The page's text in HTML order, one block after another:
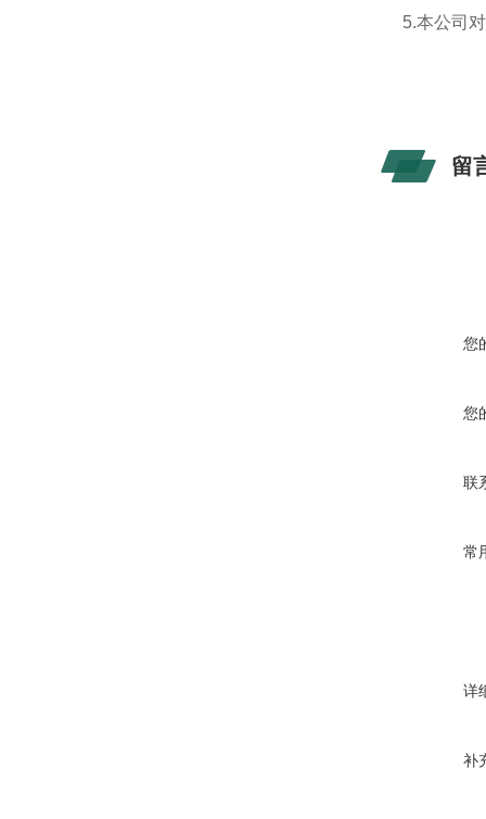
5.本公司
留
您
您
联
常
详
补